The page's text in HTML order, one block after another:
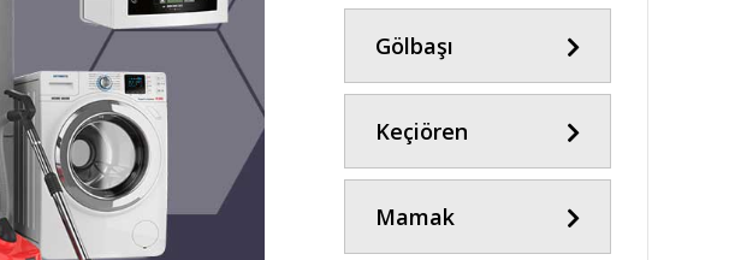
Gölbaşı
Keçiören
Mamak